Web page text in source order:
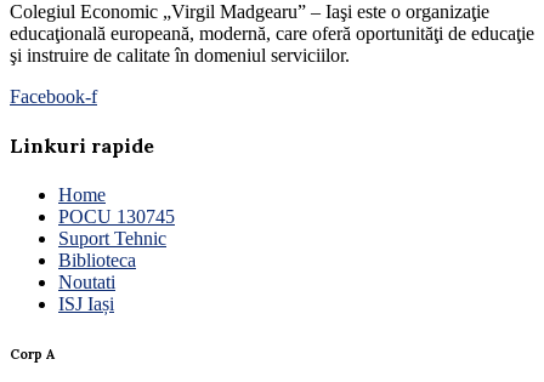
Colegiul Economic „Virgil Madgearu” – Iaşi este o organizaţie
educaţională europeană, modernă, care oferă oportunităţi de educaţie
şi instruire de calitate în domeniul serviciilor.
Facebook-f
Linkuri rapide
Home
POCU 130745
Suport Tehnic
Biblioteca
Noutati
ISJ Iași
Corp A